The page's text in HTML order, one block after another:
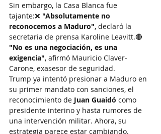
Sin embargo, la Casa Blanca fue
tajante:❌ "Absolutamente no
reconocemos a Maduro", declaró la
secretaria de prensa Karoline Leavitt.🔴
"No es una negociación, es una
exigencia", afirmó Mauricio Claver-
Carone, exasesor de seguridad.
Trump ya intentó presionar a Maduro en
su primer mandato con sanciones, el
reconocimiento de Juan Guaidó como
presidente interino y hasta rumores de
una intervención militar. Ahora, su
estrategia parece estar cambiando.